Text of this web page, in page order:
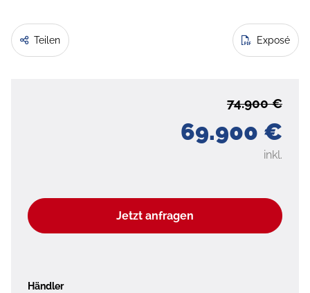
Teilen Exposé
69.900 €
74.900 €
inkl.
Jetzt anfragen
Händler